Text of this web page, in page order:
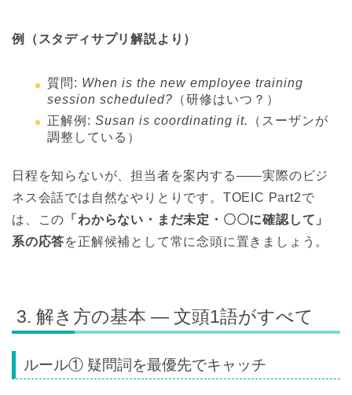
例（スタディサプリ解説より）
質問: When is the new employee training
session scheduled? （研修はいつ？）
正解例: Susan is coordinating it.
（スーザンが
調整している）
日程を知らないが、担当者を案内する——実際のビジ
ネス会話では自然なやりとりです。TOEIC Part2で
は、この 「わからない・まだ未定・〇〇に確認して」
系の応答を正解候補として常に念頭に置きましょう。
3. 解き方の基本 — 文頭1語がすべて
ルール① 疑問詞を最優先でキャッチ